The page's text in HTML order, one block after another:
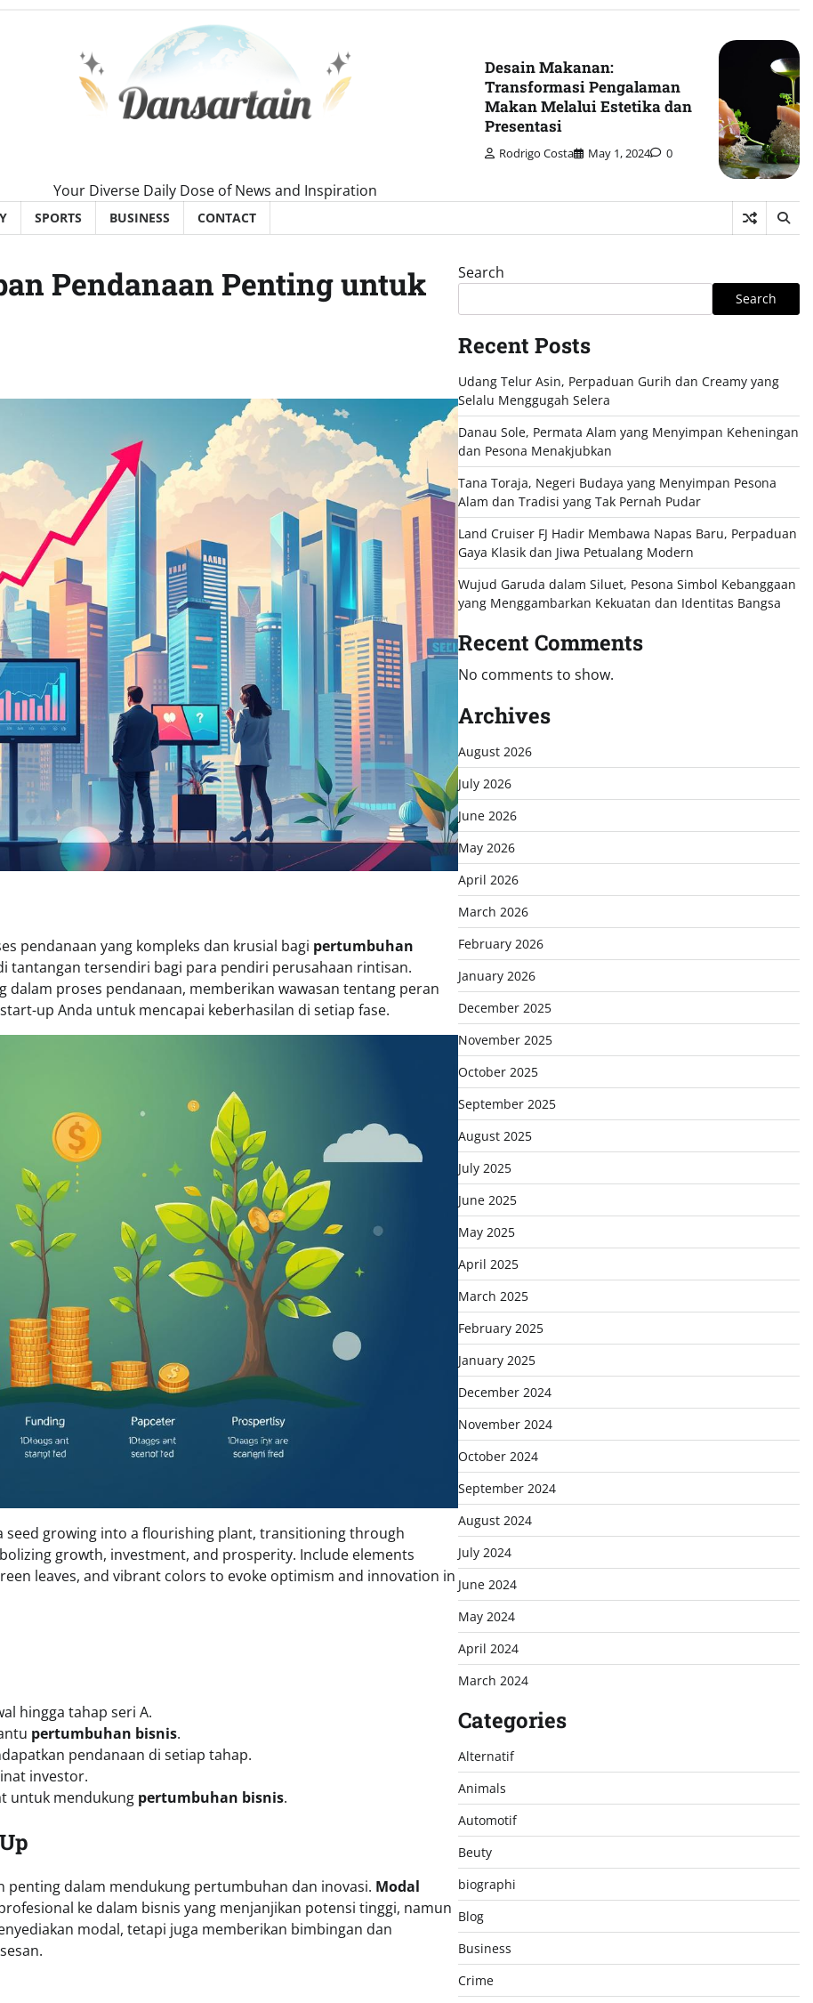
Your Diverse Daily Dose of News and Inspiration
Desain Makanan:
Transformasi Pengalaman
Makan Melalui Estetika dan
Presentasi
Rodrigo Costa May 1, 2024 0
SPORTS BUSINESS CONTACT
Pendanaan Penting untuk
pendanaan yang kompleks dan krusial bagi pertumbuhan
tantangan tersendiri bagi para pendiri perusahaan rintisan.
proses pendanaan, memberikan wawasan tentang peran
up Anda untuk mencapai keberhasilan di setiap fase.
growing into a flourishing plant, transitioning through
growth, investment, and prosperity. Include elements
leaves, and vibrant colors to evoke optimism and innovation in
hingga tahap seri A.
pertumbuhan bisnis.
pendanaan di setiap tahap.
investor.
untuk mendukung pertumbuhan bisnis.
penting dalam mendukung pertumbuhan dan inovasi. Modal
ke dalam bisnis yang menjanjikan potensi tinggi, namun
modal, tetapi juga memberikan bimbingan dan
Search
Search
Recent Posts
Udang Telur Asin, Perpaduan Gurih dan Creamy yang
Selalu Menggugah Selera
Danau Sole, Permata Alam yang Menyimpan Keheningan
dan Pesona Menakjubkan
Tana Toraja, Negeri Budaya yang Menyimpan Pesona
Alam dan Tradisi yang Tak Pernah Pudar
Land Cruiser FJ Hadir Membawa Napas Baru, Perpaduan
Gaya Klasik dan Jiwa Petualang Modern
Wujud Garuda dalam Siluet, Pesona Simbol Kebanggaan
yang Menggambarkan Kekuatan dan Identitas Bangsa
Recent Comments
No comments to show.
Archives
August 2026
July 2026
June 2026
May 2026
April 2026
March 2026
February 2026
January 2026
December 2025
November 2025
October 2025
September 2025
August 2025
July 2025
June 2025
May 2025
April 2025
March 2025
February 2025
January 2025
December 2024
November 2024
October 2024
September 2024
August 2024
July 2024
June 2024
May 2024
April 2024
March 2024
Categories
Alternatif
Animals
Automotif
Beuty
biographi
Blog
Business
Crime